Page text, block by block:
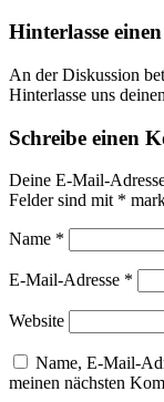
Hinterlasse
An der Diskussion
Hinterlasse uns
Schreibe einen
Deine E-Mail-
Felder sind mit *
Name *
E-Mail-Adresse *
Website
Name, E-Mail-
meinen nächsten